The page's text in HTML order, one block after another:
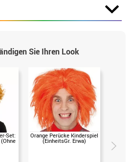
Sie Ihren Look
Set: Orange Perücke Kinderspiel
(EinheitsGr. Erwa)